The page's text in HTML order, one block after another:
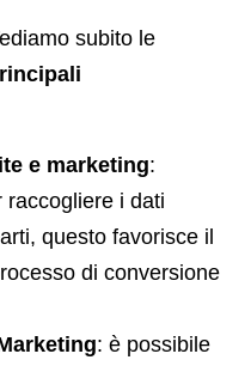
subito le
e marketing:
raccogliere i dati
questo favorisce il
di conversione
: è possibile